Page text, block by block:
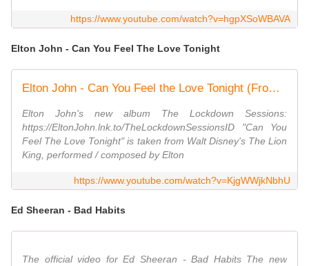
https://www.youtube.com/watch?v=hgpXSoWBAVA
Elton John - Can You Feel The Love Tonight
Elton John - Can You Feel the Love Tonight (From "The Lion King"/Official Video)
Elton John's new album The Lockdown Sessions:
https://EltonJohn.lnk.to/TheLockdownSessionsID "Can You
Feel The Love Tonight" is taken from Walt Disney's The Lion
King, performed / composed by Elton
https://www.youtube.com/watch?v=KjgWWjkNbhU
Ed Sheeran - Bad Habits
The official video for Ed Sheeran - Bad Habits The new